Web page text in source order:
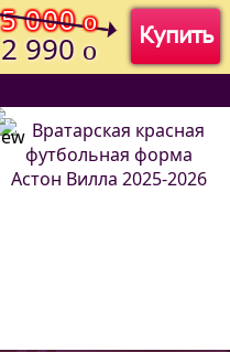
Купить
5 000o
2 990 o